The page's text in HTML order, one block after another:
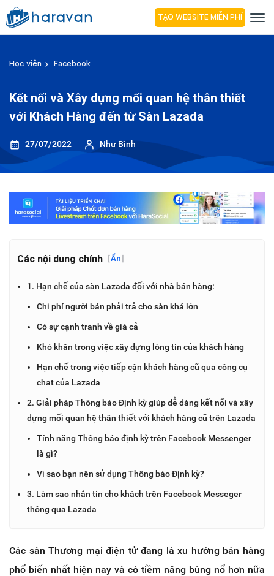
TẠO WEBSITE MIỄN PHÍ
Học viện Facebook
Kết nối và Xây dựng mối quan hệ thân thiết
với Khách Hàng đến từ Sàn Lazada
27/07/2022 Như Bình
Các nội dung chính [Ẩn]
1. Hạn chế của sàn Lazada đối với nhà bán hàng:
Chi phí người bán phải trả cho sàn khá lớn
Có sự cạnh tranh về giá cả
Khó khăn trong việc xây dựng lòng tin của khách hàng
Hạn chế trong việc tiếp cận khách hàng cũ qua công cụ
chat của Lazada
2. Giải pháp Thông báo Định kỳ giúp dễ dàng kết nối và xây
dựng mối quan hệ thân thiết với khách hàng cũ trên Lazada
Tính năng Thông báo định kỳ trên Facebook Messenger
là gì?
Vì sao bạn nên sử dụng Thông báo Định kỳ?
3. Làm sao nhắn tin cho khách trên Facebook Messeger
thông qua Lazada
Các sàn Thương mại điện tử đang là xu hướng bán hàng
phổ biến nhất hiện nay và có tiềm năng bùng nổ hơn nữa